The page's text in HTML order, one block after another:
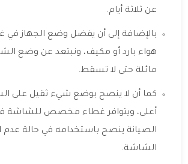
عن ثلاثة أيام.
بالإضافة إلى أن يفضل وضع الجهاز في
هواء بارد أو مكيف، ونبتعد عن وضع
مائلة حتى لا تسقط.
كما أن لا ينصح بوضع شيء ثقيل على
أعلى، ويتوافر غطاء مخصص للشاشة
الصيانة ينصح باستخدامه في حالة عدم
الشاشة.